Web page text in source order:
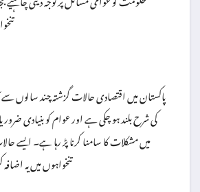
پاکستان میں اقتصادی حالات گزشتہ چند سالوں
کی شرح بلند ہو چکی ہے اور عوام کو بنیادی
میں مشکلات کا سامنا کرنا پڑ رہا ہے۔ ایسے
تنخواہوں میں یہ